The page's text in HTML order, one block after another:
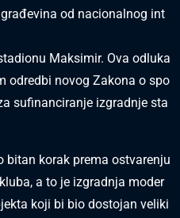
od nacionalnog int
Maksimir. Ova odluka
odredbi novog Zakona o spo
sufinanciranje izgradnje sta
bitan korak prema ostvarenju
a to je izgradnja moder
koji bi bio dostojan veliki